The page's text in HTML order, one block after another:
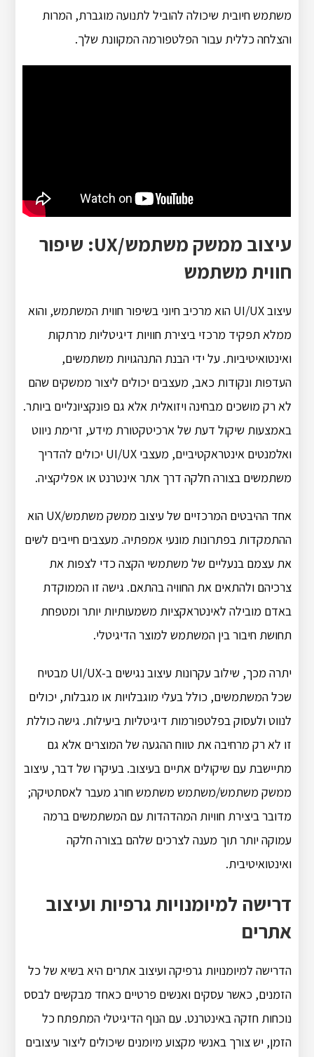
משתמש חיובית שיכולה להוביל לתנועה מוגברת, המרות
והצלחה כללית עבור הפלטפורמה המקוונת שלך.
עיצוב ממשק משתמש/UX: שיפור
חווית משתמש
עיצוב UI/UX הוא מרכיב חיוני בשיפור חווית המשתמש, והוא
ממלא תפקיד מרכזי ביצירת חוויות דיגיטליות מרתקות
ואינטואיטיביות. על ידי הבנת התנהגויות משתמשים,
העדפות ונקודות כאב, מעצבים יכולים ליצור ממשקים שהם
לא רק מושכים מבחינה ויזואלית אלא גם פונקציונליים ביותר.
באמצעות שיקול דעת של ארכיטקטורת מידע, זרימת ניווט
ואלמנטים אינטראקטיביים, מעצבי UI/UX יכולים להדריך
משתמשים בצורה חלקה דרך אתר אינטרנט או אפליקציה.
אחד ההיבטים המרכזיים של עיצוב ממשק משתמש/UX הוא
ההתמקדות בפתרונות מונעי אמפתיה. מעצבים חייבים לשים
את עצמם בנעליים של משתמשי הקצה כדי לצפות את
צרכיהם ולהתאים את החוויה בהתאם. גישה זו הממוקדת
באדם מובילה לאינטראקציות משמעותיות יותר ומטפחת
תחושת חיבור בין המשתמש למוצר הדיגיטלי.
יתרה מכך, שילוב עקרונות עיצוב נגישים ב-UI/UX מבטיח
שכל המשתמשים, כולל בעלי מוגבלויות או מגבלות, יכולים
לנווט ולעסוק בפלטפורמות דיגיטליות ביעילות. גישה כוללת
זו לא רק מרחיבה את טווח ההגעה של המוצרים אלא גם
מתיישבת עם שיקולים אתיים בעיצוב.בעיקרו של דבר, עיצוב
ממשק משתמש/משתמש משתמש חורג מעבר לאסתטיקה;
מדובר ביצירת חוויות המהדהדות עם המשתמשים ברמה
עמוקה יותר תוך מענה לצרכים שלהם בצורה חלקה
ואינטואיטיבית.
דרישה למיומנויות גרפיות ועיצוב
אתרים
הדרישה למיומנויות גרפיקה ועיצוב אתרים היא בשיא של כל
הזמנים, כאשר עסקים ואנשים פרטיים כאחד מבקשים לבסס
נוכחות חזקה באינטרנט. עם הנוף הדיגיטלי המתפתח כל
הזמן, יש צורך באנשי מקצוע מיומנים שיכולים ליצור עיצובים